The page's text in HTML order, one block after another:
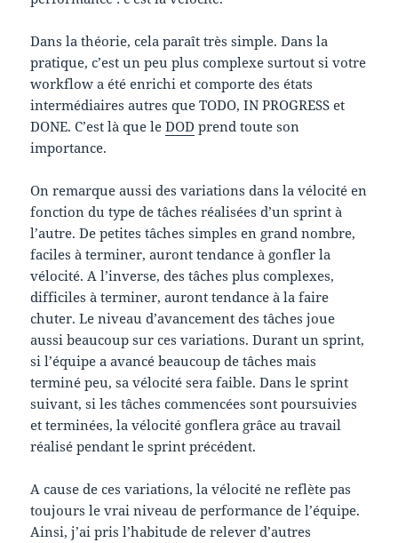
Dans la théorie, cela paraît très simple. Dans la
pratique, c’est un peu plus complexe surtout si votre
workflow a été enrichi et comporte des états
intermédiaires autres que TODO, IN PROGRESS et
DONE. C’est là que leDOD prend toute son
importance.
On remarque aussi des variations dans la vélocité en
fonction du type de tâches réalisées d’un sprint à
l’autre. De petites tâches simples en grand nombre,
faciles à terminer, auront tendance à gonfler la
vélocité. A l’inverse, des tâches plus complexes,
difficiles à terminer, auront tendance à la faire
chuter. Le niveau d’avancement des tâches joue
aussi beaucoup sur ces variations. Durant un sprint,
si l’équipe a avancé beaucoup de tâches mais
terminé peu, sa vélocité sera faible. Dans le sprint
suivant, si les tâches commencées sont poursuivies
et terminées, la vélocité gonflera grâce au travail
réalisé pendant le sprint précédent.
A cause de ces variations, la vélocité ne reflète pas
toujours le vrai niveau de performance de l’équipe.
Ainsi, j’ai pris l’habitude de relever d’autres